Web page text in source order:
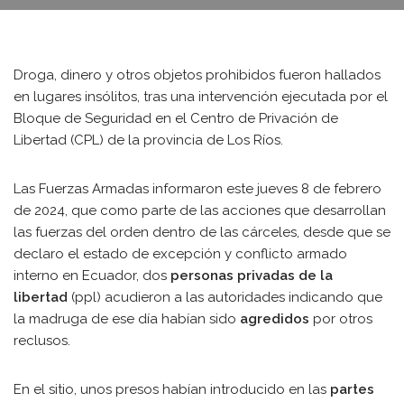
Droga, dinero y otros objetos prohibidos fueron hallados
en lugares insólitos, tras una intervención ejecutada por el
Bloque de Seguridad en el Centro de Privación de
Libertad (CPL) de la provincia de Los Ríos.
Las Fuerzas Armadas informaron este jueves 8 de febrero
de 2024, que como parte de las acciones que desarrollan
las fuerzas del orden dentro de las cárceles, desde que se
declaro el estado de excepción y conflicto armado
interno en Ecuador, dos personas privadas de la
libertad (ppl) acudieron a las autoridades indicando que
la madruga de ese día habían sido agredidos por otros
reclusos.
En el sitio, unos presos habían introducido en las partes